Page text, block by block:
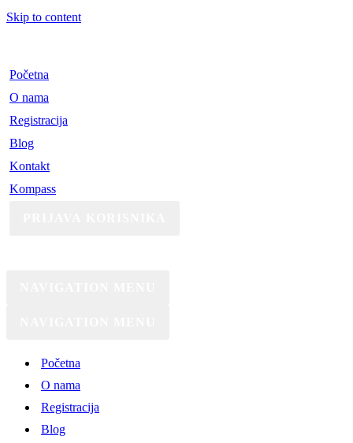
Skip to content
Početna
O nama
Registracija
Blog
Kontakt
Kompass
Početna
O nama
Registracija
Blog